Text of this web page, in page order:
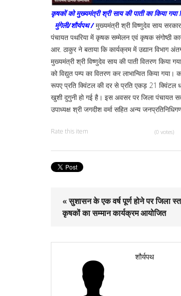
कृषकों को मुख्यमंत्री श्री साय की पाती का किया गया
मुंगेली/शौर्यपथ /मुख्यमंत्री श्री विष्णुदेव साय
पंचायत पथरिया में कृषक सम्मेलन एवं कृषक संगोष्ठी
आर. ठाकुर ने बताया कि कार्यक्रम में उद्यान विभाग
मुख्यमंत्री श्री विष्णुदेव साय की पाती वितरण
को विद्युत पम्प का वितरण कर लाभान्वित किया
रूपए प्रति क्विंटल की दर से प्रति एकड़ 21 क्विंटल
खुशी दुगुनी हो गई है। इस अवसर पर जिला पंचायत
उपाध्यक्ष श्री जगदीश वर्मा सहित अन्य
Rate this item (0 votes)
« सुशासन के एक वर्ष पूर्ण होने पर जिला
कृषकों का सम्मान कार्यक्रम आयोजित
शौर्यपथ